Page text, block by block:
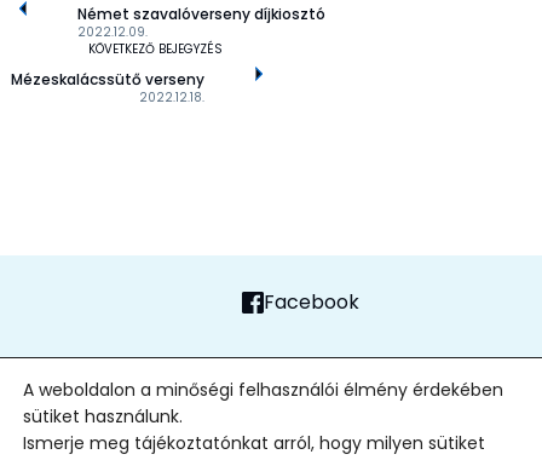
2022.12.09.
Német szavalóverseny díjkiosztó
KÖVETKEZŐ BEJEGYZÉS
2022.12.18.
Mézeskalácssütő verseny
Facebook
2026| Minden jog fenntartva
A weboldalon a minőségi felhasználói élmény érdekében
sütiket használunk.
Ismerje meg tájékoztatónkat arról, hogy milyen sütiket